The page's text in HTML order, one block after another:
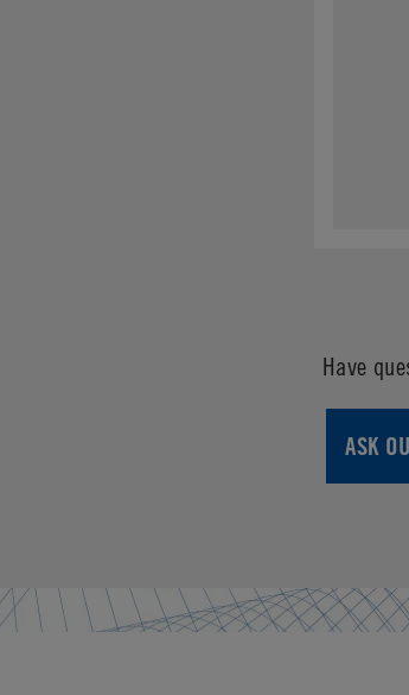
Have
ASK